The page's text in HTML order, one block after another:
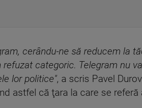
cerându-ne să reducem la
categoric. Telegram nu
lor politice", a scris Pavel
astfel că ţara la care se referă